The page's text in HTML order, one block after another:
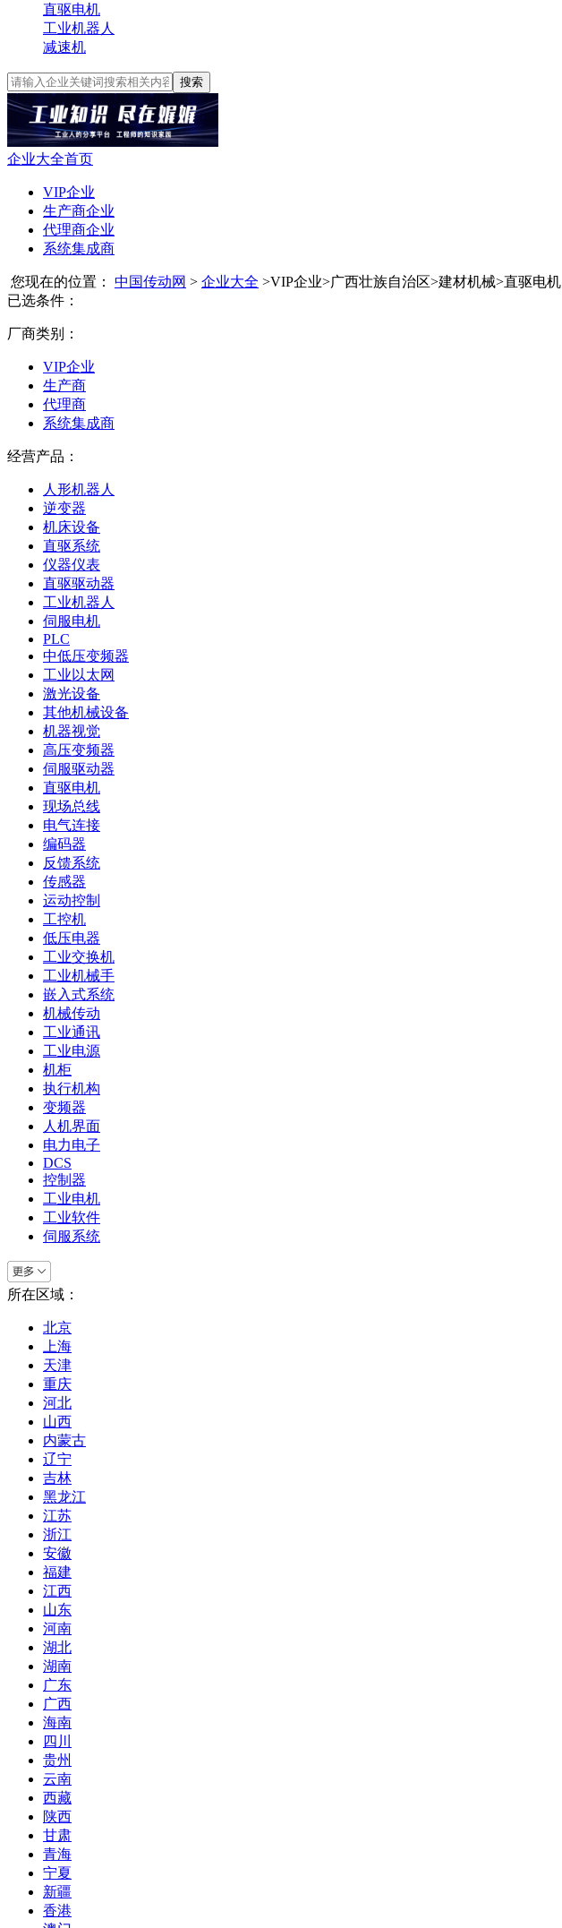
直驱电机
工业机器人
减速机
搜索
企业大全首页
VIP企业
生产商企业
代理商企业
系统集成商
您现在的位置： 中国传动网 > 企业大全 >VIP企业>广西壮族自治区>建材机械>直驱电机
已选条件：
厂商类别：
VIP企业
生产商
代理商
系统集成商
经营产品：
人形机器人
逆变器
机床设备
直驱系统
仪器仪表
直驱驱动器
工业机器人
伺服电机
PLC
中低压变频器
工业以太网
激光设备
其他机械设备
机器视觉
高压变频器
伺服驱动器
直驱电机
现场总线
电气连接
编码器
反馈系统
传感器
运动控制
工控机
低压电器
工业交换机
工业机械手
嵌入式系统
机械传动
工业通讯
工业电源
机柜
执行机构
变频器
人机界面
电力电子
DCS
控制器
工业电机
工业软件
伺服系统
所在区域：
北京
上海
天津
重庆
河北
山西
内蒙古
辽宁
吉林
黑龙江
江苏
浙江
安徽
福建
江西
山东
河南
湖北
湖南
广东
广西
海南
四川
贵州
云南
西藏
陕西
甘肃
青海
宁夏
新疆
香港